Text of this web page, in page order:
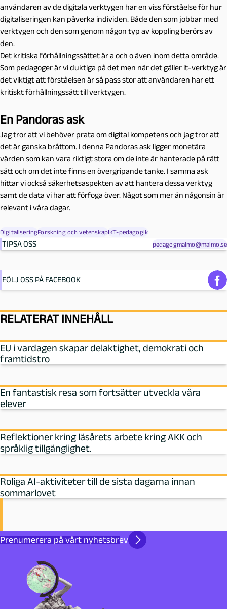
användaren av de digitala verktygen har en viss förståelse för hur
digitaliseringen kan påverka individen. Både den som jobbar med
verktygen och den som genom någon typ av koppling berörs av
den.
Det kritiska förhållningssättet är a och o även inom detta område.
Som pedagoger är vi duktiga på det men när det gäller it-verktyg är
det viktigt att förståelsen är så pass stor att användaren har ett
kritiskt förhållningssätt till verktygen.
En Pandoras ask
Jag tror att vi behöver prata om digital kompetens och jag tror att
det är ganska bråttom. I denna Pandoras ask ligger monetära
värden som kan vara riktigt stora om de inte är hanterade på rätt
sätt och om det inte finns en övergripande tanke. I samma ask
hittar vi också säkerhetsaspekten av att hantera dessa verktyg
samt de data vi har att förfoga över. Något som mer än någonsin är
relevant i våra dagar.
DigitaliseringForskning och vetenskapIKT-pedagogik
TIPSA OSS pedagogmalmo@malmo.se
FÖLJ OSS PÅ FACEBOOK
RELATERAT INNEHÅLL
EU i vardagen skapar delaktighet, demokrati och
framtidstro
En fantastisk resa som fortsätter utveckla våra
elever
Reflektioner kring läsårets arbete kring AKK och
språklig tillgänglighet.
Roliga AI-aktiviteter till de sista dagarna innan
sommarlovet
Prenumerera på vårt nyhetsbrev